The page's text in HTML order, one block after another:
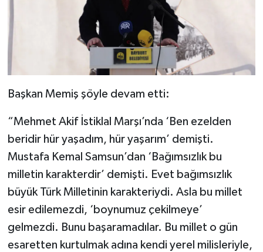
Başkan Memiş şöyle devam etti:
“Mehmet Akif İstiklal Marşı’nda ‘Ben ezelden
beridir hür yaşadım, hür yaşarım’ demişti.
Mustafa Kemal Samsun’dan ‘Bağımsızlık bu
milletin karakterdir’ demişti. Evet bağımsızlık
büyük Türk Milletinin karakteriydi. Asla bu millet
esir edilemezdi, ‘boynumuz çekilmeye’
gelmezdi. Bunu başaramadılar. Bu millet o gün
esaretten kurtulmak adına kendi yerel milisleriyle,